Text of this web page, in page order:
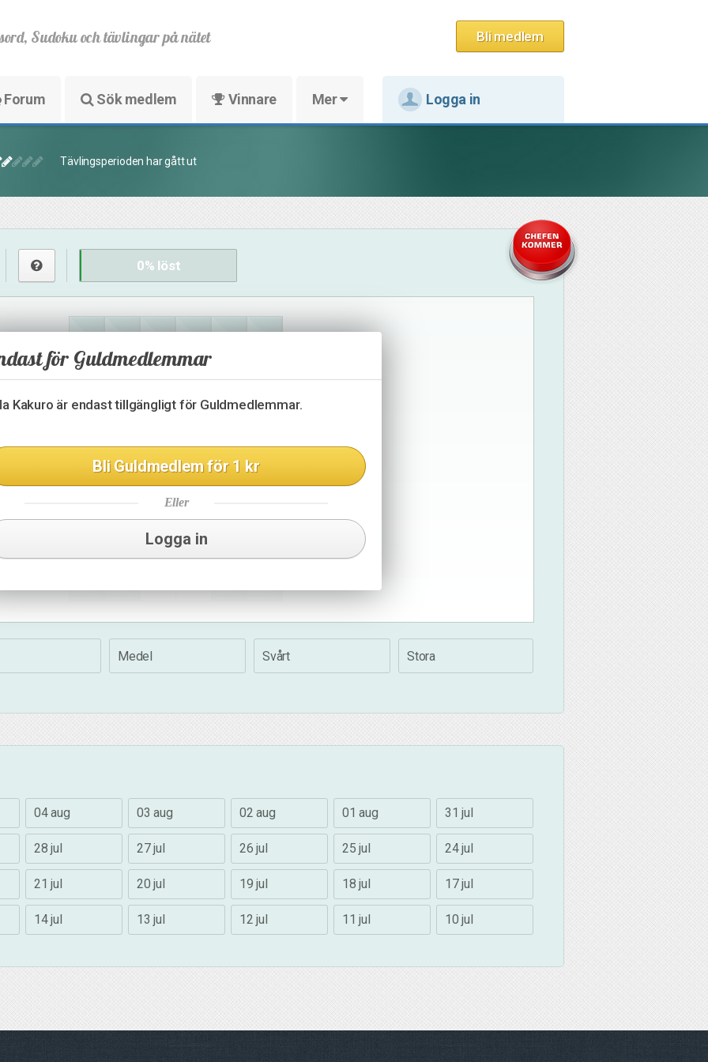
Bli medlem
Sudoku och tävlingar på nätet
Forum Sök medlem Vinnare Mer Logga in
Tävlingsperioden har gått ut
0% löst
för Guldmedlemmar
Kakuro är endast tillgängligt för Guldmedlemmar.
Bli Guldmedlem för 1 kr
Eller
Logga in
6
31
3
18
14
Medel Svårt Stora
04 aug 03 aug 02 aug 01 aug 31 jul
28 jul 27 jul 26 jul 25 jul 24 jul
21 jul 20 jul 19 jul 18 jul 17 jul
14 jul 13 jul 12 jul 11 jul 10 jul